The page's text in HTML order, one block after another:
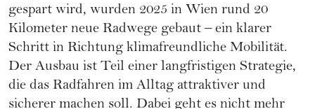
gespart wird, wurden 2025 in Wien rund 20
Kilometer neue Radwege gebaut – ein klarer
Schritt in Richtung klimafreundliche Mobilität.
Der Ausbau ist Teil einer langfristigen Strategie,
die das Radfahren im Alltag attraktiver und
sicherer machen soll. Dabei geht es nicht mehr